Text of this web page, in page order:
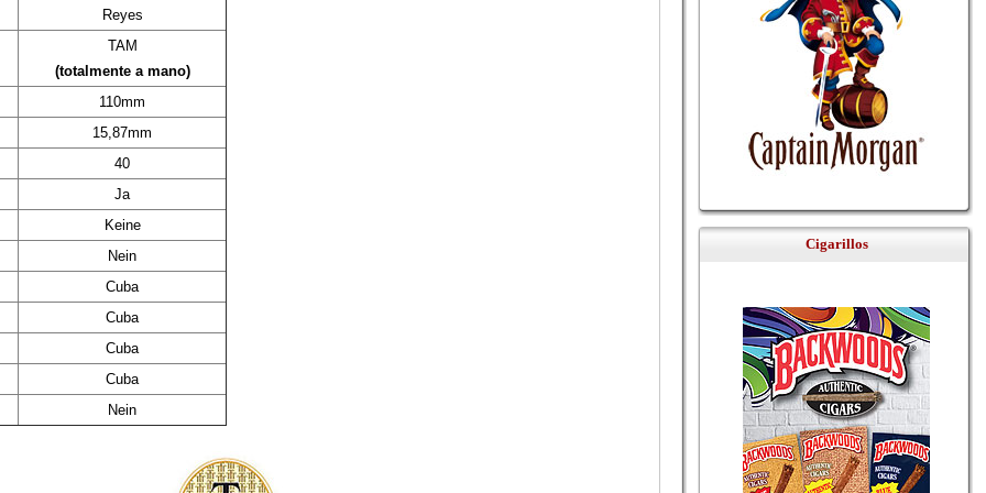
Reyes
TAM
(totalmente a mano)
110mm
15,87mm
40
Ja
Keine
Nein
Cuba
Cuba
Cuba
Cuba
Nein
Cigarillos